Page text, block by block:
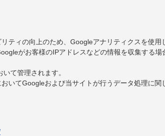
ティの向上のため、Googleアナリティクスを使
がお客様のIPアドレスなどの情報を収集する
て管理されます。
いてGoogleおよび当サイトが行うデータ処理に関